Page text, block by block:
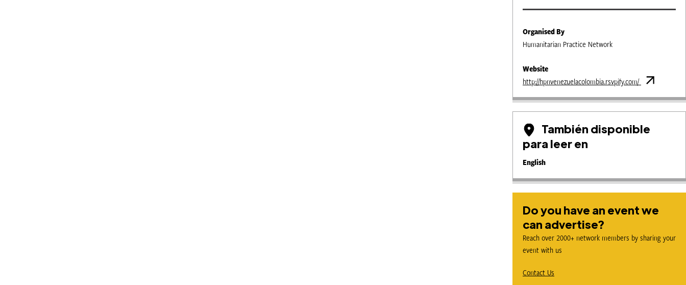
Organised By
Humanitarian Practice Network
Website
http://hpnvenezuelacolombia.rsvpify.com/
También disponible
para leer en
English
Do you have an event we
can advertise?
Reach over 2000+ network members by sharing your
event with us
Contact Us